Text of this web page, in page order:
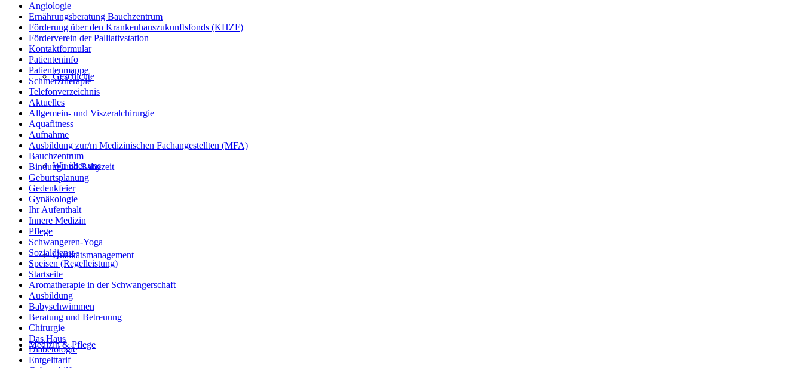
Geschichte
Wir über uns
Qualitätsmanagement
Medizin & Pflege
Angiologie
Ernährungsberatung Bauchzentrum
Förderung über den Krankenhauszukunftsfonds (KHZF)
Förderverein der Palliativstation
Kontaktformular
Patienteninfo
Patientenmappe
Schmerztherapie
Telefonverzeichnis
Aktuelles
Allgemein- und Viszeralchirurgie
Aquafitness
Aufnahme
Ausbildung zur/m Medizinischen Fachangestellten (MFA)
Bauchzentrum
Bindung und Babyzeit
Geburtsplanung
Gedenkfeier
Gynäkologie
Ihr Aufenthalt
Innere Medizin
Pflege
Schwangeren-Yoga
Sozialdienst
Speisen (Regelleistung)
Startseite
Aromatherapie in der Schwangerschaft
Ausbildung
Babyschwimmen
Beratung und Betreuung
Chirurgie
Das Haus
Diabetologie
Entgelttarif